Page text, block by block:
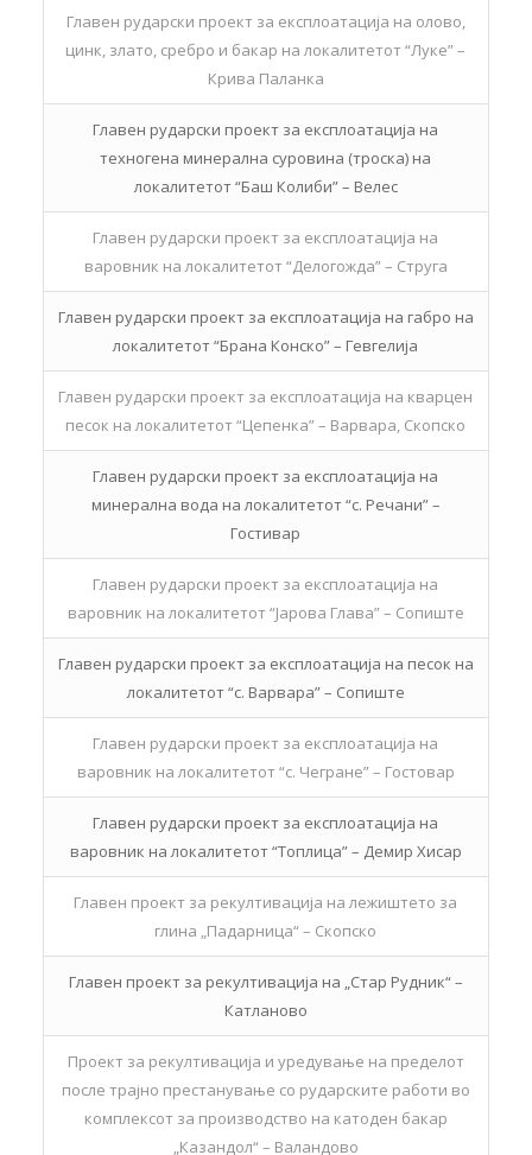
Главен рударски проект за експлоатација на олово,
цинк, злато, сребро и бакар на локалитетот “Луке” –
Крива Паланка
Главен рударски проект за експлоатација на
техногена минерална суровина (троска) на
локалитетот “Баш Колиби” – Велес
Главен рударски проект за експлоатација на
варовник на локалитетот “Делогожда” – Струга
Главен рударски проект за експлоатација на габро на
локалитетот “Брана Конско” – Гевгелија
Главен рударски проект за експлоатација на кварцен
песок на локалитетот “Цепенка” – Варвара, Скопско
Главен рударски проект за експлоатација на
минерална вода на локалитетот “с. Речани” –
Гостивар
Главен рударски проект за експлоатација на
варовник на локалитетот “Јарова Глава” – Сопиште
Главен рударски проект за експлоатација на песок на
локалитетот “с. Варвара” – Сопиште
Главен рударски проект за експлоатација на
варовник на локалитетот “с. Чегране” – Гостовар
Главен рударски проект за експлоатација на
варовник на локалитетот “Топлица” – Демир Хисар
Главен проект за рекултивација на лежиштето за
глина „Падарница“ – Скопско
Главен проект за рекултивација на „Стар Рудник“ –
Катланово
Проект за рекултивација и уредување на пределот
после трајно престанување со рударските работи во
комплексот за производство на катоден бакар
„Казандол“ – Валандово